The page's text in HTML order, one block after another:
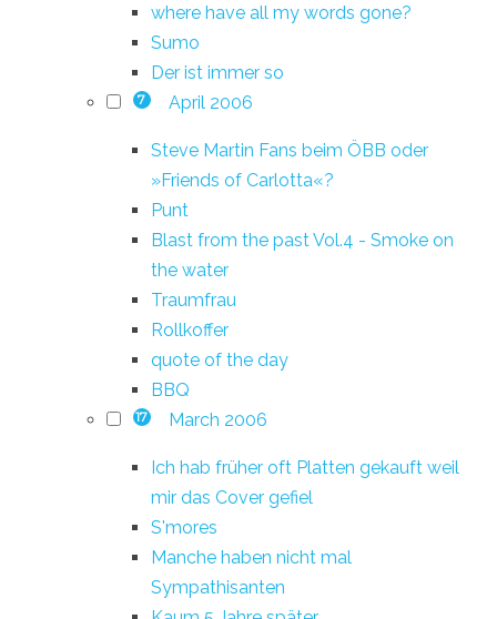
where have all my words gone?
Sumo
Der ist immer so
7 April 2006
Steve Martin Fans beim ÖBB oder
»Friends of Carlotta«?
Punt
Blast from the past Vol.4 - Smoke on
the water
Traumfrau
Rollkoffer
quote of the day
BBQ
17 March 2006
Ich hab früher oft Platten gekauft weil
mir das Cover gefiel
S'mores
Manche haben nicht mal
Sympathisanten